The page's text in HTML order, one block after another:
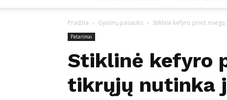
Pradžia Gyvūnų pasaulis Stiklinė kefyro prieš
Patarimai
Stiklinė kefyro
tikrųjų nutinka